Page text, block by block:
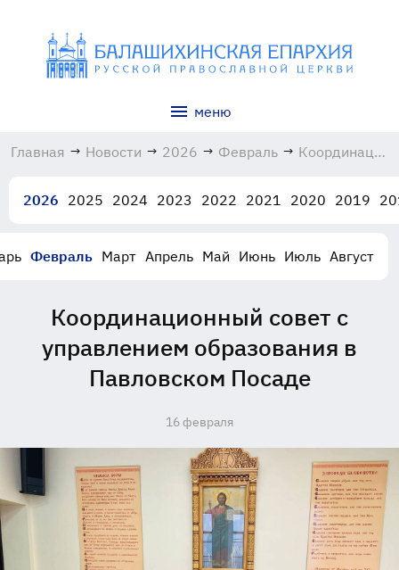
меню
Главная → Новости → 2026 → Февраль →
образования
Посаде
2026 2025 2024 2023 2022 2021 2020 2019
Февраль Март Апрель Май Июнь Июль Август
Координационный совет с
управлением образования в
Павловском Посаде
16 февраля